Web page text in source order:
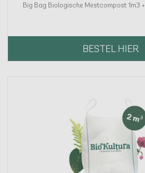
Big Bag Biologische Mestcompost 1m3
BESTEL HIER